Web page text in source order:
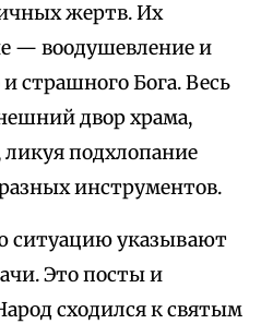
жертв. Их
— воодушевление и
страшного Бога. Весь
двор храма,
ликуя подхлопание
инструментов.
ситуацию указывают
Это посты и
сходился к святым